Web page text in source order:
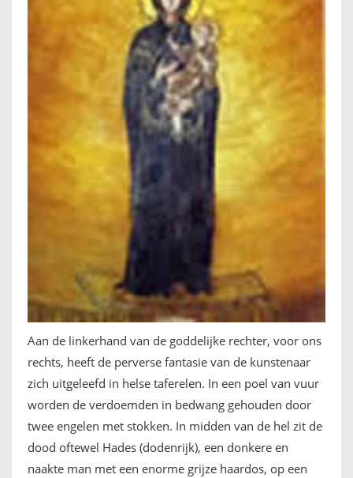
Aan de linkerhand van de goddelijke rechter, voor ons
rechts, heeft de perverse fantasie van de kunstenaar
zich uitgeleefd in helse taferelen. In een poel van vuur
worden de verdoemden in bedwang gehouden door
twee engelen met stokken. In midden van de hel zit de
dood oftewel Hades (dodenrijk), een donkere en
naakte man met een enorme grijze haardos, op een